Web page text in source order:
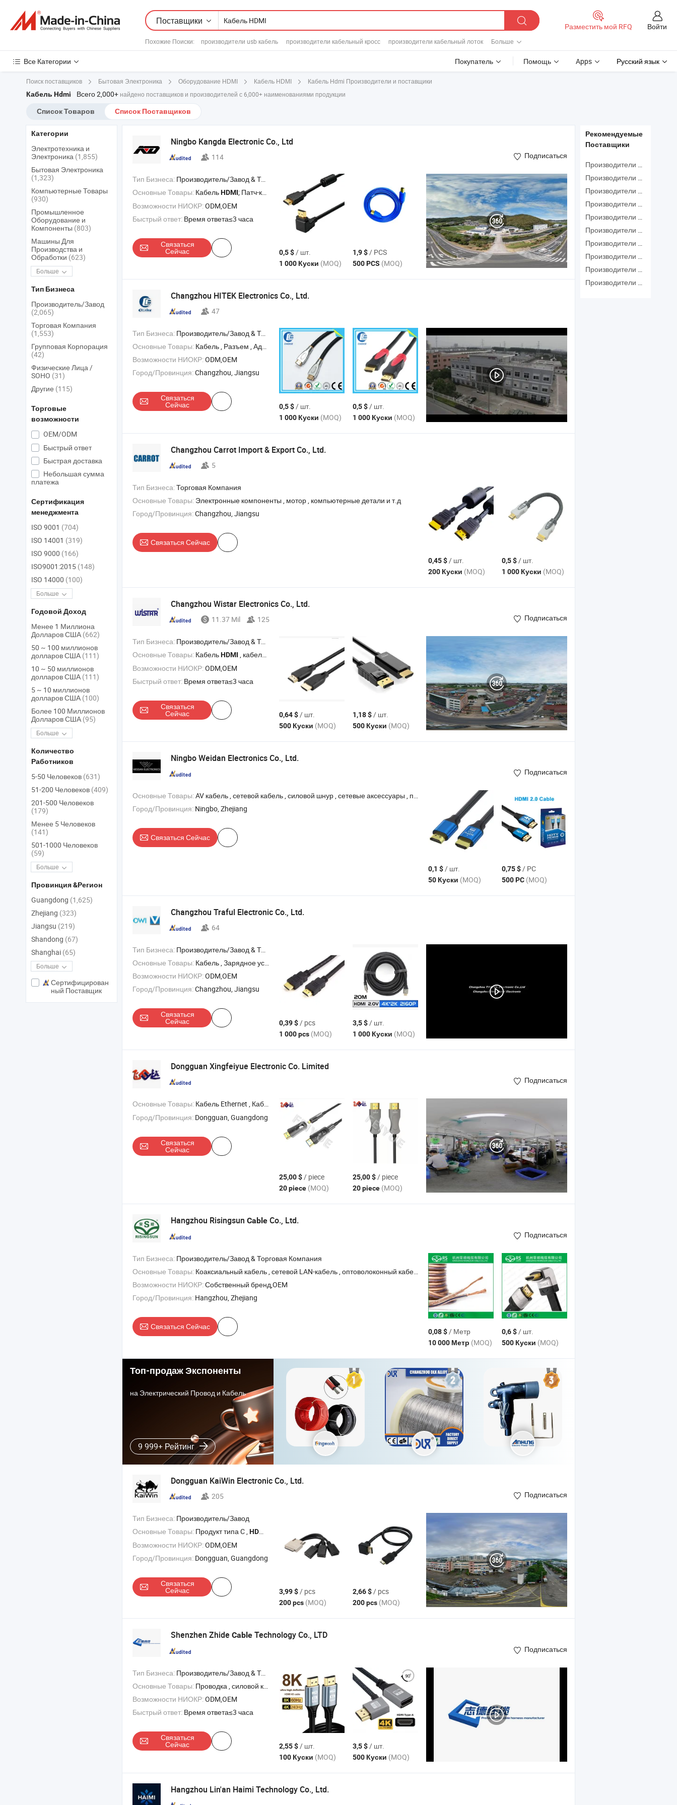
Поставщики
Похожие Поиски: производители usb кабель производители кабельный кросс производители кабельный лоток Больше
Разместить мой RFQ Войти
Все Категории Покупатель Помощь Apps Русский язык
Поиск поставщиков Бытовая Электроника Оборудование HDMI Кабель HDMI Кабель Hdmi Производители и поставщики
Кабель Hdmi Всего 2,000+ найдено поставщиков и производителей с 6,000+ наименованиями продукции
Список Товаров Список Поставщиков
Ningbo Kangda Electronic Co., Ltd
114 Подписаться
Тип Бизнеса: Производитель/Завод & Торговая Компания
Основные Товары: КабельHDMI; Патч-корд; USB-кабель
Возможности НИОКР:ODM,OEM
Быстрый ответ: Время ответа≤3 часа
Связаться
Сейчас 0,5 $/ шт.
1 000 Куски (MOQ)
1,9 $/ PCS
500 PCS (MOQ)
Changzhou HITEK Electronics Co., Ltd.
47
Тип Бизнеса: Производитель/Завод & Торговая Компания
Основные Товары: Кабель , Разъем , Адаптер , Антенна , Динамик
Возможности НИОКР:ODM,OEM
Город/Провинция:Changzhou, Jiangsu
Связаться
Сейчас 0,5 $/ шт.
1 000 Куски (MOQ)
0,5 $/ шт.
1 000 Куски (MOQ)
Changzhou Carrot Import & Export Co., Ltd.
5
Тип Бизнеса:Торговая Компания
Основные Товары: Электронные компоненты , мотор , компьютерные детали и т.д
Город/Провинция:Changzhou, Jiangsu
Связаться Сейчас
0,45 $/ шт.
200 Куски (MOQ)
0,5 $/ шт.
1 000 Куски (MOQ)
Changzhou Wistar Electronics Co., Ltd.
11.37 Mil 125 Подписаться
Тип Бизнеса: Производитель/Завод & Торговая Компания
Основные Товары: КабельHDMI , кабель DisplayPort , аудио-видео кабели
Возможности НИОКР:ODM,OEM
Быстрый ответ: Время ответа≤3 часа
Связаться
Сейчас 0,64 $/ шт.
500 Куски (MOQ)
1,18 $/ шт.
500 Куски (MOQ)
Ningbo Weidan Electronics Co., Ltd.
Подписаться
Основные Товары:AV кабель , сетевой кабель , силовой шнур , сетевые аксессуары , продукты WiFi
Город/Провинция: Ningbo, Zhejiang
Связаться Сейчас
0,1 $/ шт.
50 Куски (MOQ)
0,75 $/ PC
500 PC (MOQ)
Changzhou Traful Electronic Co., Ltd.
64
Тип Бизнеса: Производитель/Завод & Торговая Компания
Основные Товары: Кабель , Зарядное устройство , Адаптер , Разъем
Возможности НИОКР:ODM,OEM
Город/Провинция:Changzhou, Jiangsu
Связаться
Сейчас 0,39 $/ pcs
1 000 pcs (MOQ)
3,5 $/ шт.
1 000 Куски (MOQ)
Dongguan Xingfeiyue Electronic Co. Limited
Подписаться
Основные Товары: Кабель Ethernet , Кабель USB , Аудиокабель , dB9 Кабель , Кабель
Город/Провинция: Dongguan, Guangdong
Связаться
Сейчас
25,00 $/ piece
20 piece (MOQ)
25,00 $/ piece
20 piece (MOQ)
Hangzhou Risingsun Cable Co., Ltd.
Подписаться
Тип Бизнеса: Производитель/Завод & Торговая Компания
Основные Товары: Коаксиальный кабель , сетевой LAN-кабель , оптоволоконный кабель , патч-корд , коммуникационный кабель
Возможности НИОКР:Собственный бренд,OEM
Город/Провинция: Hangzhou, Zhejiang
Связаться Сейчас
0,08 $/ Метр
10 000 Метр (MOQ)
0,6 $/ шт.
500 Куски (MOQ)
Топ-продаж Экспоненты
на Электрический Провод и Кабель
9 999+ Рейтинг
Dongguan KaiWin Electronic Co., Ltd.
205 Подписаться
Тип Бизнеса: Производитель/Завод
Основные Товары: Продукт типа C ,HDMI
2.1 , DP 2.1 , DVI
Возможности НИОКР:ODM,OEM
Город/Провинция: Dongguan, Guangdong
Связаться
Сейчас 3,99 $/ pcs
200 pcs (MOQ)
2,66 $/ pcs
200 pcs (MOQ)
Shenzhen Zhide Cable Technology Co., LTD
Подписаться
Тип Бизнеса: Производитель/Завод & Торговая Компания
Основные Товары: Проводка , силовой кабель , постоянный ток кабель , электронный провод , проводка для новых источников энергии
Возможности НИОКР:ODM,OEM
Быстрый ответ: Время ответа≤3 часа
Связаться
Сейчас 2,55 $/ шт.
100 Куски (MOQ)
3,5 $/ шт.
500 Куски (MOQ)
Hangzhou Lin'an Haimi Technology Co., Ltd.
Категории
Электротехника и
Электроника (1,855)
Бытовая Электроника
(1,323)
Компьютерные Товары
(930)
Промышленное
Оборудование и
Компоненты (803)
Машины Для
Производства и
Обработки (623)
Больше
Тип Бизнеса
Производитель/Завод
(2,065)
Торговая Компания
(1,553)
Групповая Корпорация
(42)
Физические Лица /
SOHO (31)
Другие (115)
Торговые
возможности
OEM/ODM
Быстрый ответ
Быстрая доставка
Небольшая сумма
платежа
Сертификация
менеджмента
ISO 9001 (704)
ISO 14001 (319)
ISO 9000 (166)
ISO9001:2015 (148)
ISO 14000 (100)
Больше
Годовой Доход
Менее 1 Миллиона
Долларов США (662)
50 ~ 100 миллионов
долларов США (111)
10 ~ 50 миллионов
долларов США (111)
5 ~ 10 миллионов
долларов США (100)
Более 100 Миллионов
Долларов США (95)
Больше
Количество
Работников
5-50 Человеков (631)
51-200 Человеков (409)
201-500 Человеков
(179)
Менее 5 Человеков
(141)
501-1000 Человеков
(59)
Больше
Провинция &Регион
Guangdong (1,625)
Zhejiang (323)
Jiangsu (219)
Shandong (67)
Shanghai (65)
Больше
Сертифицирован
ный Поставщик
Рекомендуемые
Поставщики
Производители Кабель Данных
Производители Провод Для Компьютера
Производители Usb На Hdmi
Производители Коммуникационный Кабель
Производители Кабель Vga
Производители Лучший Hdmi Кабель
Производители Видеосигнал
Производители Кабель Hdmi Звук
Производители Кабель Usb Hdmi
Производители Кастомизированный Кабель